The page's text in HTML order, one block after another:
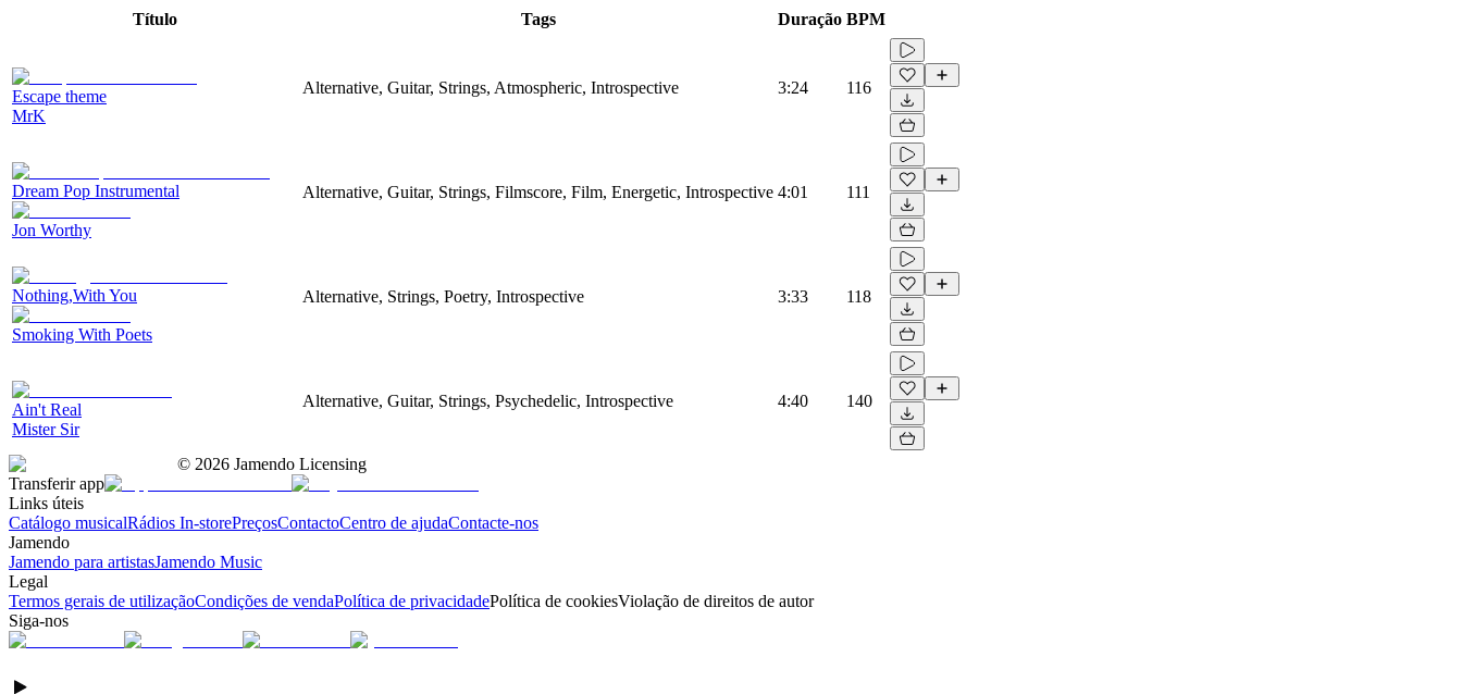
Título Tags Duração BPM
Escape theme
MrK
Alternative, Guitar, Strings, Atmospheric, Introspective 3:24 116
Dream Pop Instrumental
Jon Worthy
Alternative, Guitar, Strings, Filmscore, Film, Energetic, Introspective 4:01 111
Nothing,With You
Smoking With Poets
Alternative, Strings, Poetry, Introspective 3:33 118
Ain't Real
Mister Sir
Alternative, Guitar, Strings, Psychedelic, Introspective 4:40 140
© 2026 Jamendo Licensing
Transferir app
Links úteis
Catálogo musicalRádios In-storePreçosContactoCentro de ajudaContacte-nos
Jamendo
Jamendo para artistasJamendo Music
Legal
Termos gerais de utilizaçãoCondições de vendaPolítica de privacidadePolítica de cookiesViolação de direitos de autor
Siga-nos